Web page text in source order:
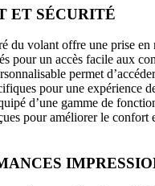
ET SÉCURITÉ
du volant offre une prise en
pour un accès facile aux
permet
pour une expérience
d’une gamme de
pour améliorer le confort